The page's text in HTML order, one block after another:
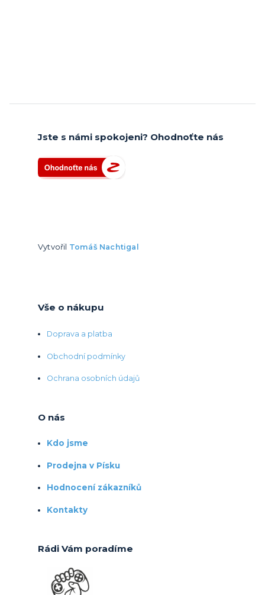
Jste s námi spokojeni? Ohodnoťte nás
Vytvořil Tomáš Nachtigal
Vše o nákupu
Doprava a platba
Obchodní podmínky
Ochrana osobních údajů
O nás
Kdo jsme
Prodejna v Písku
Hodnocení zákazníků
Kontakty
Rádi Vám poradíme